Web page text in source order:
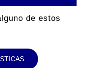
de estos